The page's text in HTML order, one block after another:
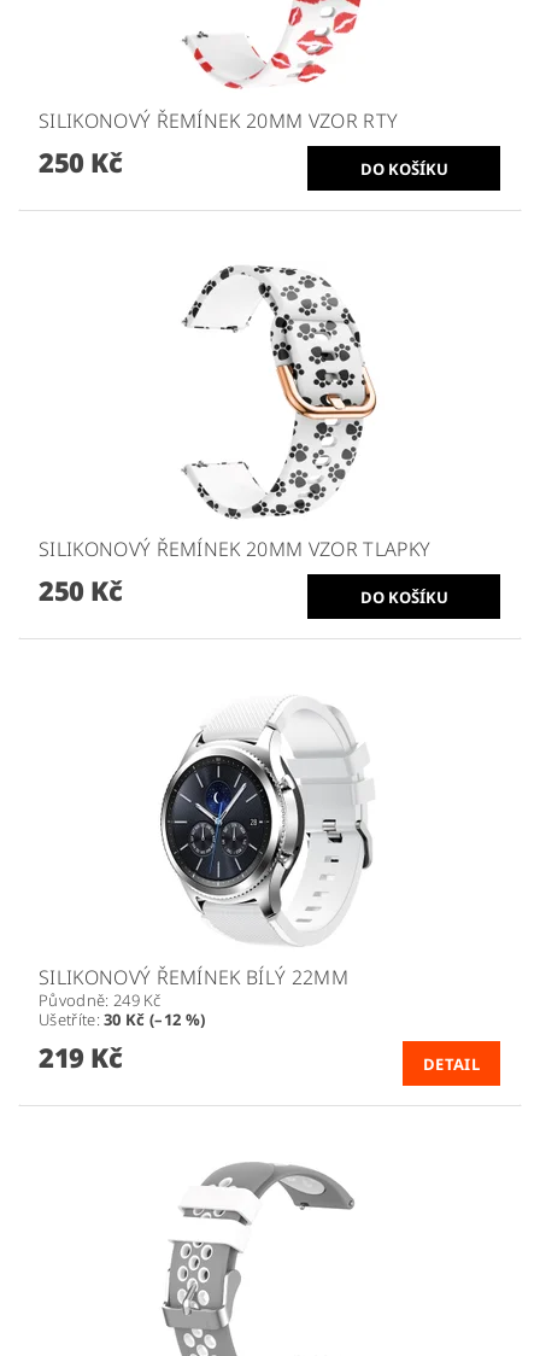
SILIKONOVÝ ŘEMÍNEK 20MM VZOR RTY
250 Kč
SILIKONOVÝ ŘEMÍNEK 20MM VZOR TLAPKY
250 Kč
SILIKONOVÝ ŘEMÍNEK BÍLÝ 22MM
Původně: 249 Kč
Ušetříte:30 Kč (–12 %)
219 Kč DETAIL